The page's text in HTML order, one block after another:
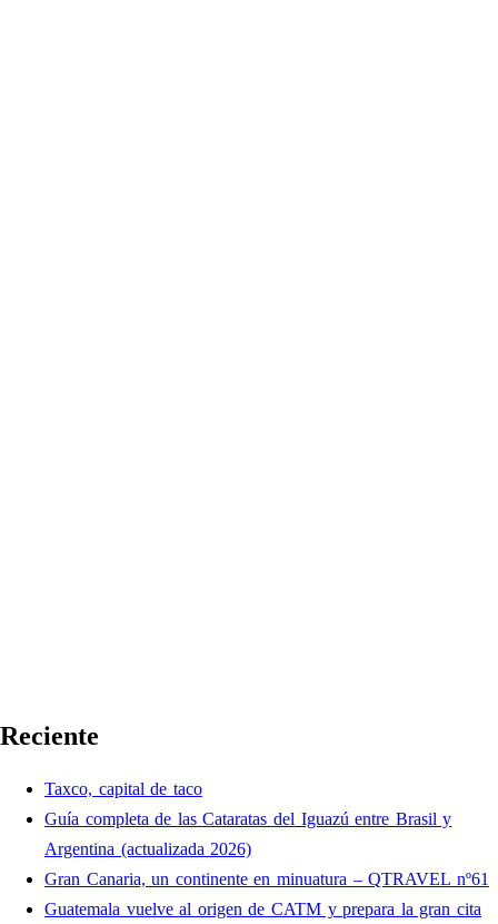
Reciente
Taxco, capital de taco
Guía completa de las Cataratas del Iguazú entre Brasil y
Argentina (actualizada 2026)
Gran Canaria, un continente en minuatura – QTRAVEL nº61
Guatemala vuelve al origen de CATM y prepara la gran cita